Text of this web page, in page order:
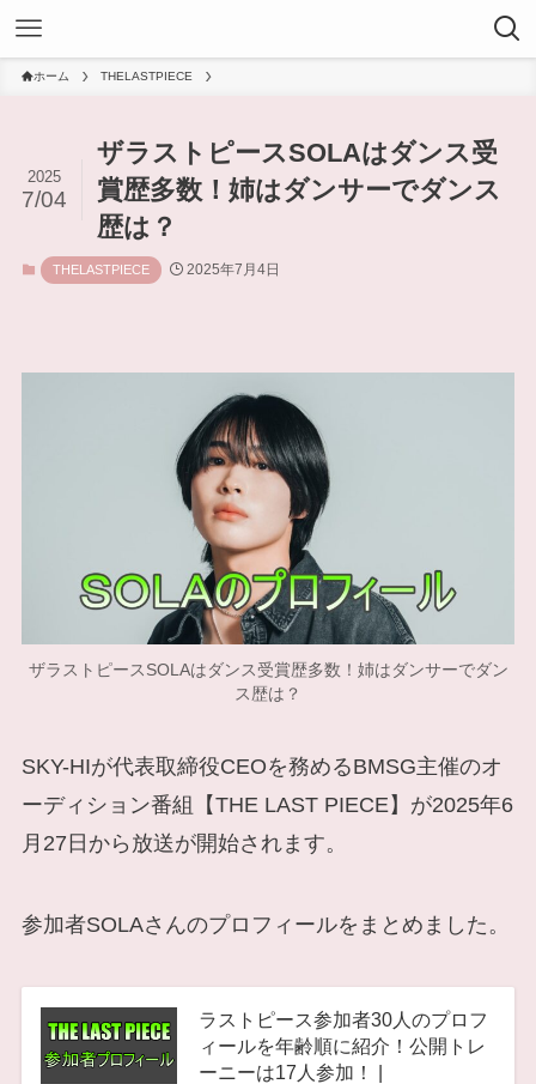
ホーム THELASTPIECE
ザラストピースSOLAはダンス受
賞歴多数！姉はダンサーでダンス
歴は？
2025
7/04
THELASTPIECE 2025年7月4日
ザラストピースSOLAはダンス受賞歴多数！姉はダンサーでダン
ス歴は？
SKY-HIが代表取締役CEOを務めるBMSG主催のオ
ーディション番組【THE LAST PIECE】が2025年6
月27日から放送が開始されます。
参加者SOLAさんのプロフィールをまとめました。
ラストピース参加者30人のプロフ
ィールを年齢順に紹介！公開トレ
ーニーは17人参加！ |